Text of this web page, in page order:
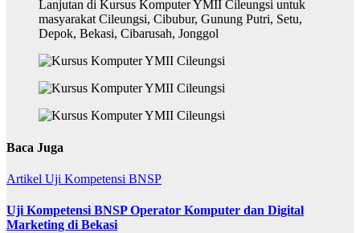
Baca Juga
Artikel Uji Kompetensi BNSP
Uji Kompetensi BNSP Operator Komputer dan Digital
Marketing di Bekasi